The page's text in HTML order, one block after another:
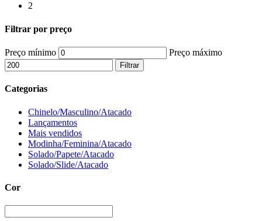
2
Filtrar por preço
Preço mínimo Preço máximo
Filtrar
Categorias
Chinelo/Masculino/Atacado
Lançamentos
Mais vendidos
Modinha/Feminina/Atacado
Solado/Papete/Atacado
Solado/Slide/Atacado
Cor